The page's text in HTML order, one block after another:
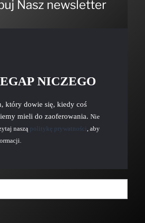
Nasz newsletter
NICZEGO
który dowie się, kiedy coś
mieli do zaoferowania. Nie
naszą politykę prywatności , aby